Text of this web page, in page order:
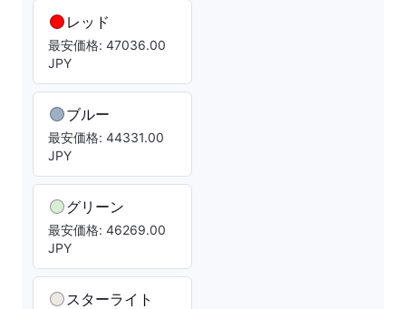
レッド
最安価格: 47036.00
JPY
ブルー
最安価格: 44331.00
JPY
グリーン
最安価格: 46269.00
JPY
スターライト